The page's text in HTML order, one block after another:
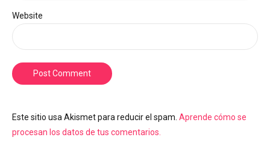
Website
Post Comment
Este sitio usa Akismet para reducir el spam. Aprende cómo se
procesan los datos de tus comentarios.